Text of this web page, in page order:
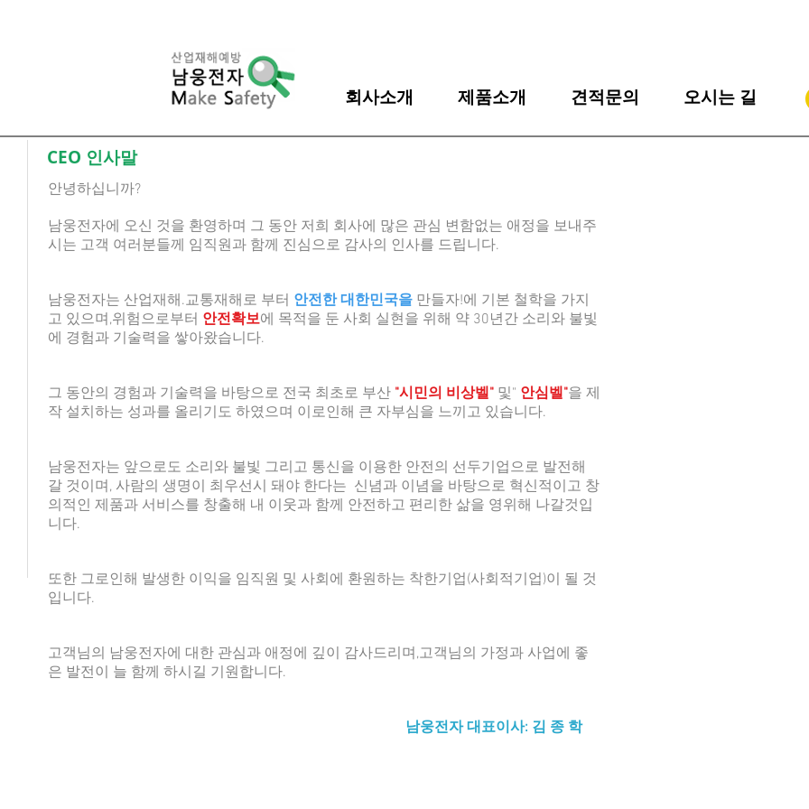
회사소개 제품소개 견적문의 오시는 길
CEO 인사말
안녕하십니까?
남웅전자에 오신 것을 환영하며 그 동안 저희 회사에 많은 관심 변함없는 애정을 보내주
시는 고객 여러분들께 임직원과 함께 진심으로 감사의 인사를 드립니다.
남웅전자는 산업재해.교통재해로 부터 안전한 대한민국을 만들자!에 기본 철학을 가지
고 있으며,위험으로부터 안전확보에 목적을 둔 사회 실현을 위해 약 30년간 소리와 불빛
에 경험과 기술력을 쌓아왔습니다.
그 동안의 경험과 기술력을 바탕으로 전국 최초로 부산 "시민의 비상벨" 및" 안심벨"을 제
작 설치하는 성과를 올리기도 하였으며 이로인해 큰 자부심을 느끼고 있습니다.
남웅전자는 앞으로도 소리와 불빛 그리고 통신을 이용한 안전의 선두기업으로 발전해
갈 것이며, 사람의 생명이 최우선시 돼야 한다는 신념과 이념을 바탕으로 혁신적이고 창
의적인 제품과 서비스를 창출해 내 이웃과 함께 안전하고 편리한 삶을 영위해 나갈것입
니다.
또한 그로인해 발생한 이익을 임직원 및 사회에 환원하는 착한기업(사회적기업)이 될 것
입니다.
고객님의 남웅전자에 대한 관심과 애정에 깊이 감사드리며,고객님의 가정과 사업에 좋
은 발전이 늘 함께 하시길 기원합니다.
남웅전자 대표이사: 김 종 학